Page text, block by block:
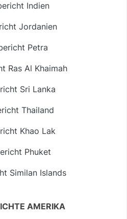
Indien
Jordanien
Petra
Ras Al Khaimah
Sri Lanka
Thailand
Khao Lak
Phuket
Similan Islands
AMERIKA